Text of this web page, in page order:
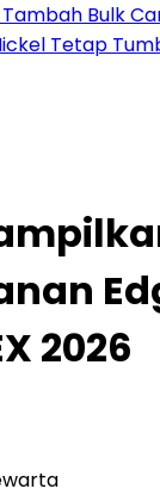
Bulk
Tetap
2026